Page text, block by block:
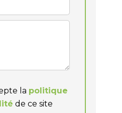
la politique
de ce site